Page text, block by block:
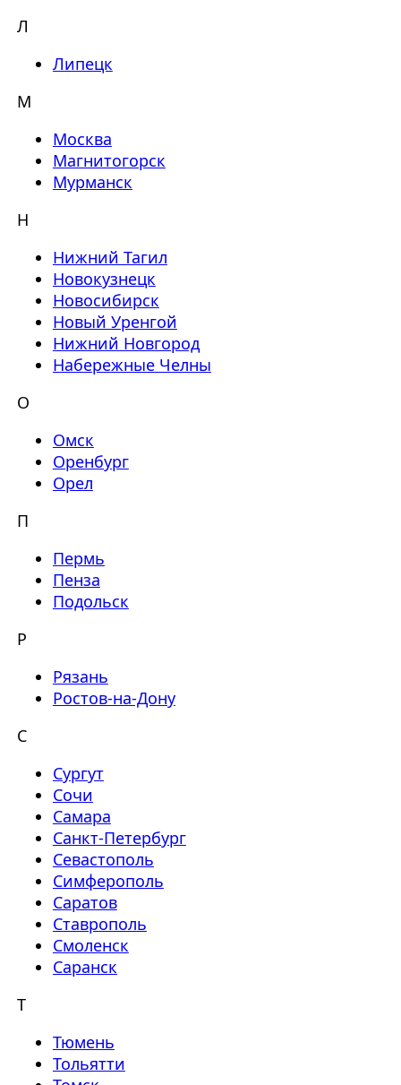
Л
Липецк
М
Москва
Магнитогорск
Мурманск
Н
Нижний Тагил
Новокузнецк
Новосибирск
Новый Уренгой
Нижний Новгород
Набережные Челны
О
Омск
Оренбург
Орел
П
Пермь
Пенза
Подольск
Р
Рязань
Ростов-на-Дону
С
Сургут
Сочи
Самара
Санкт-Петербург
Севастополь
Симферополь
Саратов
Ставрополь
Смоленск
Саранск
Т
Тюмень
Тольятти